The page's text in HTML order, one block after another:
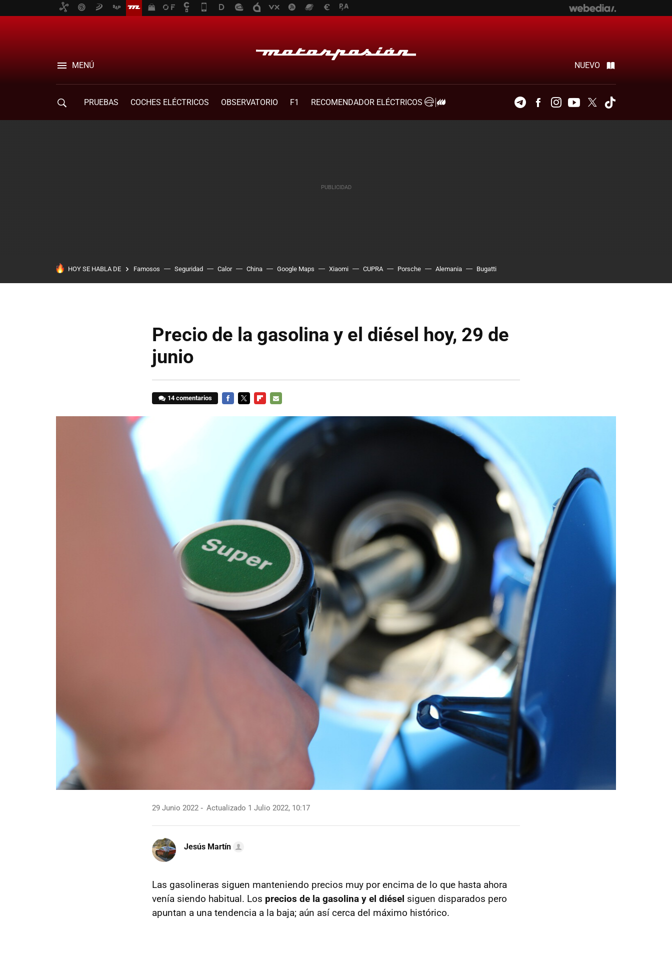
MENÚ NUEVO
PRUEBAS COCHES ELÉCTRICOS OBSERVATORIO F1
RECOMENDADOR ELÉCTRICOS
TelegramFacebookInstagramYoutubeTwitter
HOY SE HABLA DE Famosos Seguridad Calor China Google Maps Xiaomi CUPRA Porsche Alemania Bugatti
Precio de la gasolina y el diésel hoy, 29 de
junio
14 comentarios
MAIL
29 Junio 2022 Actualizado 1 Julio 2022, 10:17
Jesús Martín
Las gasolineras siguen manteniendo precios muy por encima de lo que hasta ahora
venía siendo habitual. Los precios de la gasolina y el diésel siguen disparados pero
apuntan a una tendencia a la baja; aún así cerca del máximo histórico.